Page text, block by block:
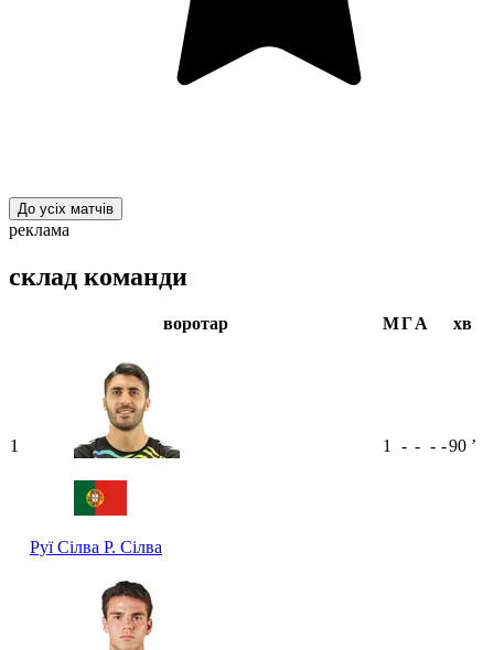
До усіх матчів
реклама
склад команди
воротар МГА хв
1
Руї Сілва Р. Сілва
1 - - - -90 ʼ